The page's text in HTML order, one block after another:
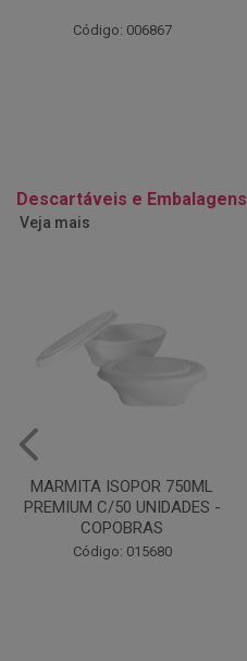
Código: 028987
Descartáveis e Embalagens
Veja mais
HAMBURGUEIRA ISOPOR
CH-002A COPOBRAS 100UN
Código: 037536